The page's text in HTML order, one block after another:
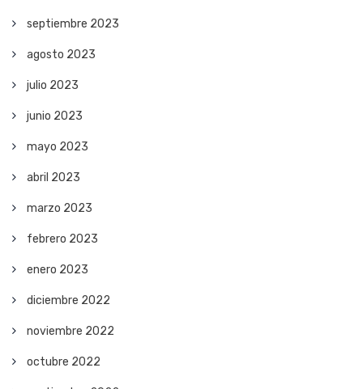
septiembre 2023
agosto 2023
julio 2023
junio 2023
mayo 2023
abril 2023
marzo 2023
febrero 2023
enero 2023
diciembre 2022
noviembre 2022
octubre 2022